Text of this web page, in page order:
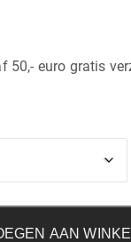
50,- euro gratis
AAN